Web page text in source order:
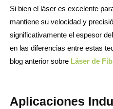
Si bien el láser es excelente
mantiene su velocidad y
significativamente el espesor
en las diferencias entre estas
blog anterior sobre Láser de
Aplicaciones